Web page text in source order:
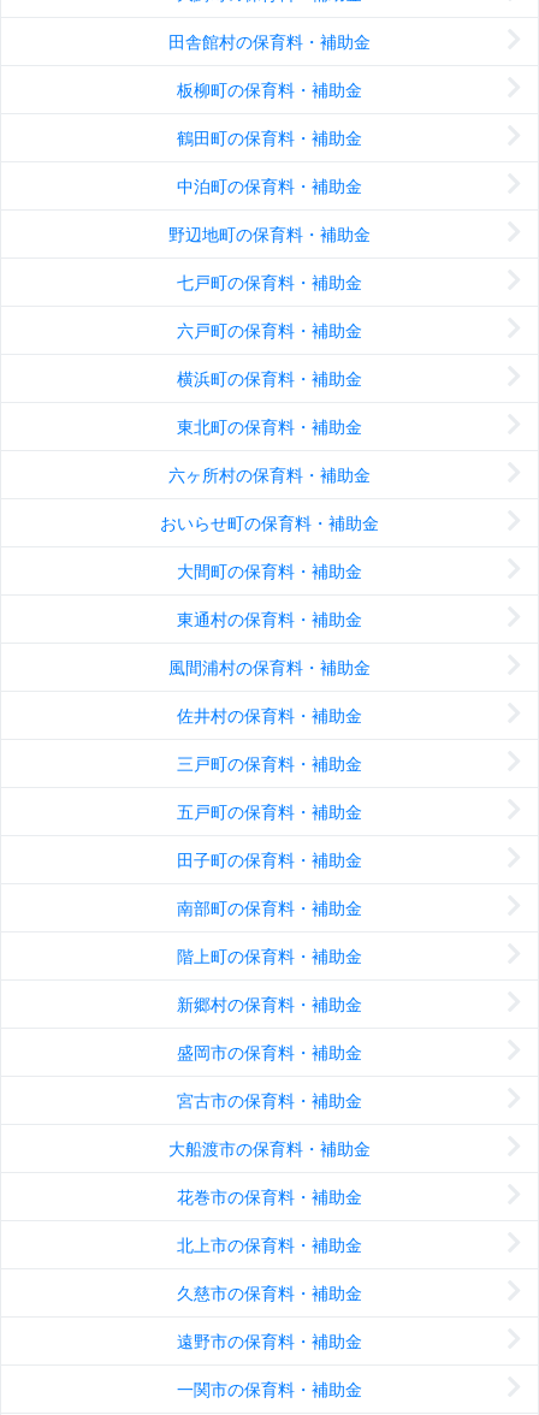
田舎館村の保育料・補助金
板柳町の保育料・補助金
鶴田町の保育料・補助金
中泊町の保育料・補助金
野辺地町の保育料・補助金
七戸町の保育料・補助金
六戸町の保育料・補助金
横浜町の保育料・補助金
東北町の保育料・補助金
六ヶ所村の保育料・補助金
おいらせ町の保育料・補助金
大間町の保育料・補助金
東通村の保育料・補助金
風間浦村の保育料・補助金
佐井村の保育料・補助金
三戸町の保育料・補助金
五戸町の保育料・補助金
田子町の保育料・補助金
南部町の保育料・補助金
階上町の保育料・補助金
新郷村の保育料・補助金
盛岡市の保育料・補助金
宮古市の保育料・補助金
大船渡市の保育料・補助金
花巻市の保育料・補助金
北上市の保育料・補助金
久慈市の保育料・補助金
遠野市の保育料・補助金
一関市の保育料・補助金